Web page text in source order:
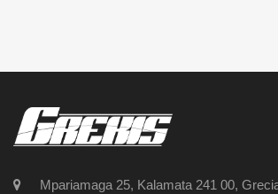
Mpariamaga 25, Kalamata 241 00,